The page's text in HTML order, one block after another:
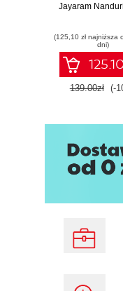
Jayaram Nanduri
(125,10 zł najniższa
dni)
139.00zł (-